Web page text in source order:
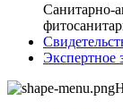
Санитарно-
Экспертное